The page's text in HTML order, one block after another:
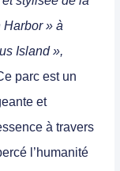
Harbor » à
Island »,
parc est un
et
à travers
l’humanité